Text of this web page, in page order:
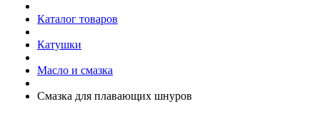
Каталог товаров
Катушки
Масло и смазка
Смазка для плавающих шнуров